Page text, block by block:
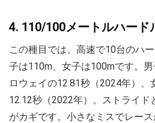
4. 110/100メートルハード
この種目では、高速で10台のハ
子は110m、女子は100mです。
ロウェイの12.81秒（2024年）
12.12秒（2022年）。ストライド
がカギです。小さなミスでレー